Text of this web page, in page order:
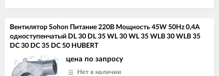
Вентилятор Sohon Питание 220В Мощность 45W 50Hz 0,4A
одноступенчатый DL 30 DL 35 WL 30 WL 35 WLB 30 WLB 35
DC 30 DC 35 DC 50 HUBERT
цена по запросу
Нет в наличии